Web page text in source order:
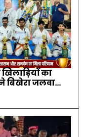
का
बिखेरा जलवा…